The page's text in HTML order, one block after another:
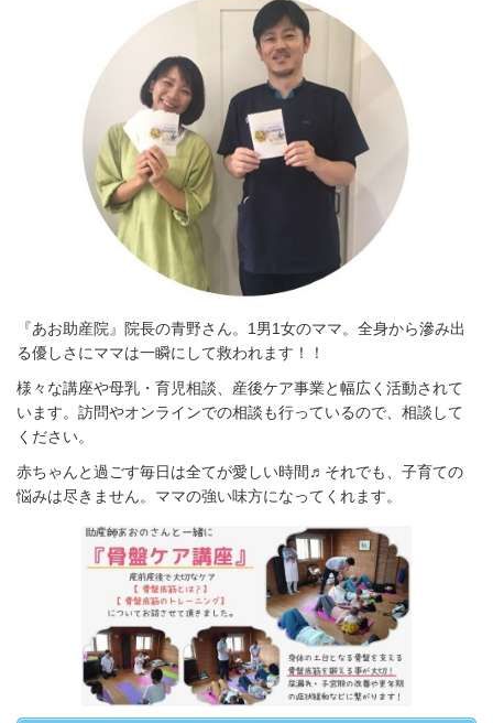
『あお助産院』院長の青野さん。1男1女のママ。全身から滲み出
る優しさにママは一瞬にして救われます！！
様々な講座や母乳・育児相談、産後ケア事業と幅広く活動されて
います。訪問やオンラインでの相談も行っているので、相談して
ください。
赤ちゃんと過ごす毎日は全てが愛しい時間♬それでも、子育ての
悩みは尽きません。ママの強い味方になってくれます。